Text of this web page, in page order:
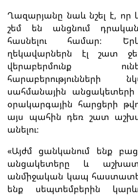
Ղազարյանը նաև նշել է, որ
շեմ են անցնում դրական
հասնելու համար։
ղեկավարներն էլ շատ
վերաբերմունք
հարաբերությունների
սահմանային անցակետերի
օրակարգային հարցերի
այս պահին դեռ շատ
անելու։
«Այժմ ցանկանում ենք
անցակետերը և
անմիջական կապ
ենք սեպտեմբերին